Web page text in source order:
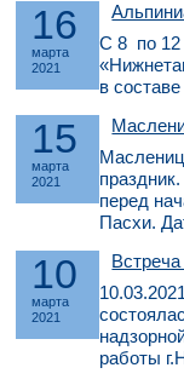
16
марта
2021
С 8 по 12
в
15
марта
2021
перед
Пасхи.
10
марта
2021
работы